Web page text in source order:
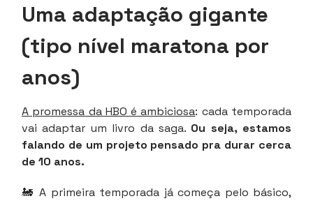
Uma adaptação gigante
(tipo nível maratona por
anos)
A promessa da HBO é ambiciosa: cada temporada
vai adaptar um livro da saga. Ou seja, estamos
falando de um projeto pensado pra durar cerca
de 10 anos.
🚂 A primeira temporada já começa pelo básico,